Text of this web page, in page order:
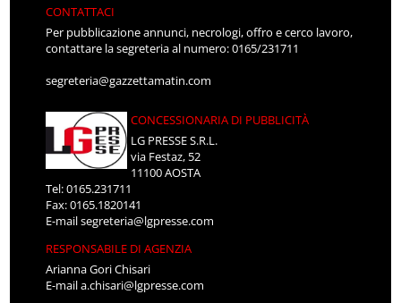
CONTATTACI
Per pubblicazione annunci, necrologi, offro e cerco lavoro,
contattare la segreteria al numero: 0165/231711
segreteria@gazzettamatin.com
CONCESSIONARIA DI PUBBLICITÀ
LG PRESSE S.R.L.
via Festaz, 52
11100 AOSTA
Tel: 0165.231711
Fax: 0165.1820141
E-mailsegreteria@lgpresse.com
RESPONSABILE DI AGENZIA
Arianna Gori Chisari
E-maila.chisari@lgpresse.com